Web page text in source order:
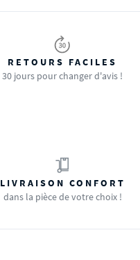
RETOURS FACILES
30 jours pour changer d'avis !
LIVRAISON CONFORT
dans la pièce de votre choix !